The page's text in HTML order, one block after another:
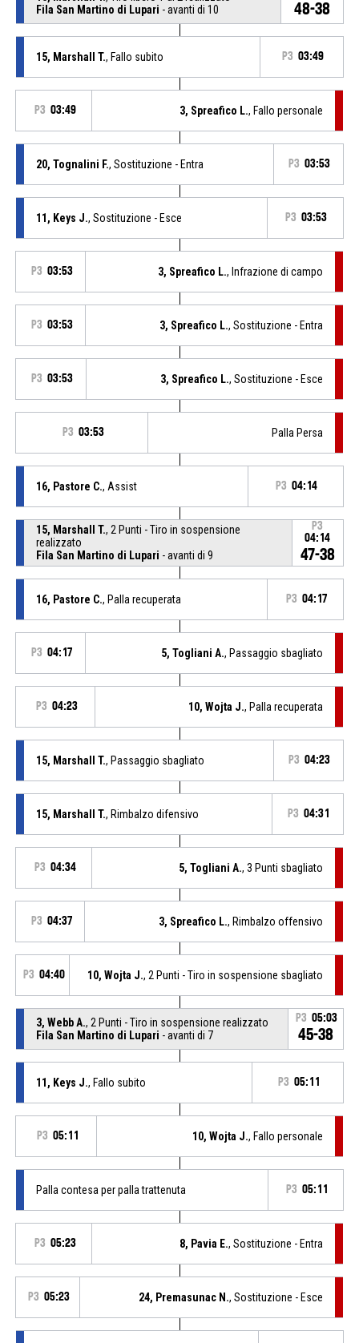
Fila San Martino di Lupari - avanti di 10 48-38
15, Marshall T., Fallo subito P3 03:49
P3 03:49 3, Spreafico L., Fallo personale
20, Tognalini F., Sostituzione - Entra P3 03:53
11, Keys J., Sostituzione - Esce P3 03:53
P3 03:53 3, Spreafico L., Infrazione di campo
P3 03:53 3, Spreafico L., Sostituzione - Entra
P3 03:53 3, Spreafico L., Sostituzione - Esce
P3 03:53 Palla Persa
16, Pastore C., Assist P3 04:14
15, Marshall T., 2 Punti - Tiro in sospensione
realizzato
Fila San Martino di Lupari - avanti di 9
P3
04:14
47-38
16, Pastore C., Palla recuperata P3 04:17
P3 04:17 5, Togliani A., Passaggio sbagliato
P3 04:23 10, Wojta J., Palla recuperata
15, Marshall T., Passaggio sbagliato P3 04:23
15, Marshall T., Rimbalzo difensivo P3 04:31
P3 04:34 5, Togliani A., 3 Punti sbagliato
P3 04:37 3, Spreafico L., Rimbalzo offensivo
P3 04:40 10, Wojta J., 2 Punti - Tiro in sospensione sbagliato
3, Webb A., 2 Punti - Tiro in sospensione realizzato
Fila San Martino di Lupari - avanti di 7
P3 05:03
45-38
11, Keys J., Fallo subito P3 05:11
P3 05:11 10, Wojta J., Fallo personale
Palla contesa per palla trattenuta P3 05:11
P3 05:23 8, Pavia E., Sostituzione - Entra
P3 05:23 24, Premasunac N., Sostituzione - Esce